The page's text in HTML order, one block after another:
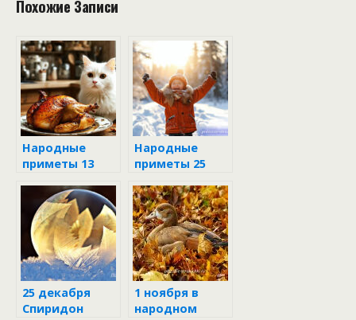
Похожие Записи
Народные
приметы 13
Народные
приметы 25
день
Спиридона
Солнцеворота
25 декабря
Спиридон
1 ноября в
народном